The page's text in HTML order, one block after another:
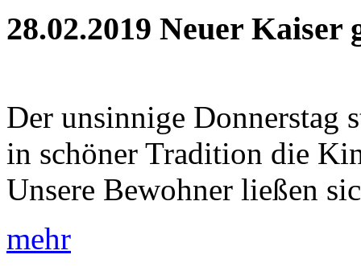
28.02.2019 Neuer Kaiser
Der unsinnige Donnerstag
in schöner Tradition die
Unsere Bewohner ließen
mehr